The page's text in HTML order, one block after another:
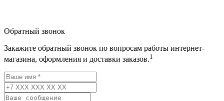
Обратный звонок
Закажите обратный звонок по вопросам работы интернет-
магазина, оформления и доставки заказов.1